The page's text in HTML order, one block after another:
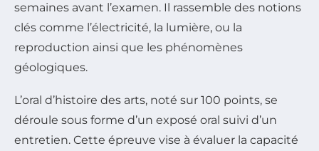
semaines avant l’examen. Il rassemble des notions
clés comme l’électricité, la lumière, ou la
reproduction ainsi que les phénomènes
géologiques.
L’oral d’histoire des arts, noté sur 100 points, se
déroule sous forme d’un exposé oral suivi d’un
entretien. Cette épreuve vise à évaluer la capacité